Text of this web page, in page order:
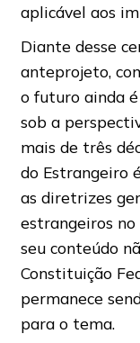
aplicável aos
Diante desse
anteprojeto,
o futuro ainda
sob a
mais de três
do Estrangeiro
as diretrizes
estrangeiros
seu conteúdo
Constituição
permanece
para o tema.